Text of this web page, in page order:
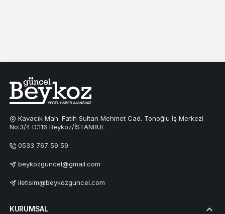
Kavacık Mah. Fatih Sultan Mehmet Cad. Tonoğlu İş Merkezi
No:3/4 D:116 Beykoz/İSTANBUL
0533 767 59 59
beykozguncel@gmail.com
iletisim@beykozguncel.com
KURUMSAL